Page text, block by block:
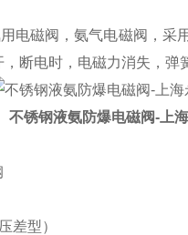
电磁阀，氨气电磁阀，采
，断电时，电磁力消失，弹
不锈钢液氨防爆电磁阀-上
差型）